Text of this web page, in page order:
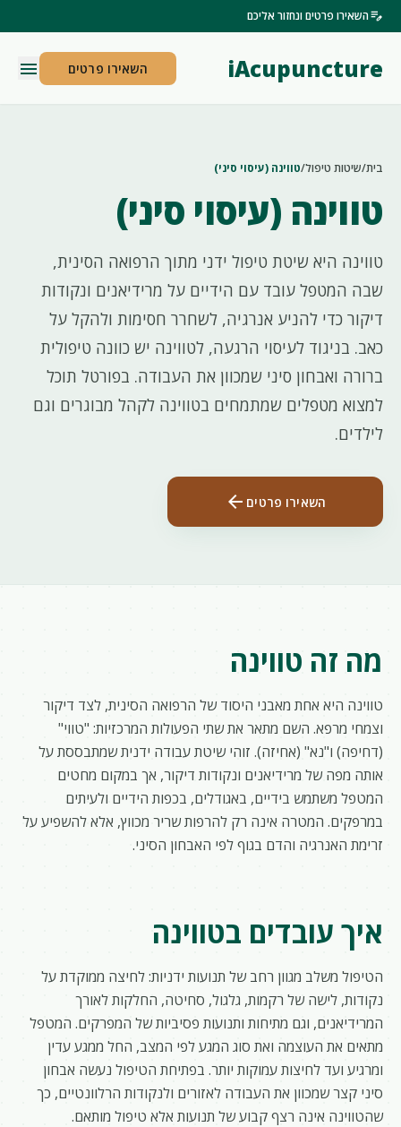
edit_noteהשאירו פרטים ונחזור אליכם
iAcupuncture השאירו פרטים menu
בית/שיטות טיפול/טווינה (עיסוי סיני)
טווינה (עיסוי סיני)
טווינה היא שיטת טיפול ידני מתוך הרפואה הסינית,
שבה המטפל עובד עם הידיים על מרידיאנים ונקודות
דיקור כדי להניע אנרגיה, לשחרר חסימות ולהקל על
כאב. בניגוד לעיסוי הרגעה, לטווינה יש כוונה טיפולית
ברורה ואבחון סיני שמכוון את העבודה. בפורטל תוכל
למצוא מטפלים שמתמחים בטווינה לקהל מבוגרים וגם
לילדים.
השאירו פרטים arrow_back
מה זה טווינה
טווינה היא אחת מאבני היסוד של הרפואה הסינית, לצד דיקור
וצמחי מרפא. השם מתאר את שתי הפעולות המרכזיות: "טווי"
(דחיפה) ו"נא" (אחיזה). זוהי שיטת עבודה ידנית שמתבססת על
אותה מפה של מרידיאנים ונקודות דיקור, אך במקום מחטים
המטפל משתמש בידיים, באגודלים, בכפות הידיים ולעיתים
במרפקים. המטרה אינה רק להרפות שריר מכווץ, אלא להשפיע על
זרימת האנרגיה והדם בגוף לפי האבחון הסיני.
איך עובדים בטווינה
הטיפול משלב מגוון רחב של תנועות ידניות: לחיצה ממוקדת על
נקודות, לישה של רקמות, גלגול, סחיטה, החלקות לאורך
המרידיאנים, וגם מתיחות ותנועות פסיביות של המפרקים. המטפל
מתאים את העוצמה ואת סוג המגע לפי המצב, החל ממגע עדין
ומרגיע ועד לחיצות עמוקות יותר. בפתיחת הטיפול נעשה אבחון
סיני קצר שמכוון את העבודה לאזורים ולנקודות הרלוונטיים, כך
שהטווינה אינה רצף קבוע של תנועות אלא טיפול מותאם.